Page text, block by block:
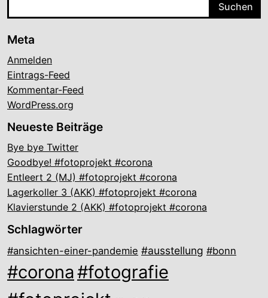
Meta
Anmelden
Eintrags-Feed
Kommentar-Feed
WordPress.org
Neueste Beiträge
Bye bye Twitter
Goodbye! #fotoprojekt #corona
Entleert 2 (MJ) #fotoprojekt #corona
Lagerkoller 3 (AKK) #fotoprojekt #corona
Klavierstunde 2 (AKK) #fotoprojekt #corona
Schlagwörter
#ansichten-einer-pandemie #ausstellung #bonn
#corona#fotografie